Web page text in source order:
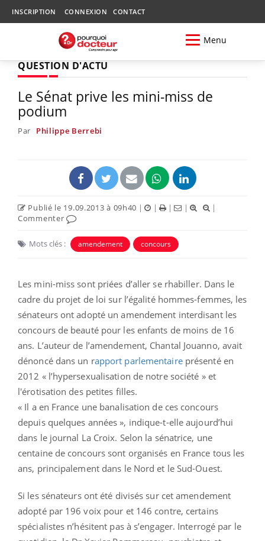
INSCRIPTION CONNEXION CONTACT
Menu
QUESTION D'ACTU
Le Sénat prive les mini-miss de
podium
Par Philippe Berrebi
Publié le 19.09.2013 à 09h40 | | | |
|
Commenter
Mots clés : amendement concours
Les mini-miss sont priées d’aller se rhabiller. Dans le
cadre du projet de loi sur l’égalité hommes-femmes, les
sénateurs ont adopté un amendement interdisant les
concours de beauté pour les enfants de moins de 16
ans. L’auteur de l’amendement, Chantal Jouanno, avait
dénoncé dans un rapport parlementaire présenté en
2012 « l’hypersexualisation de notre société » et
l'érotisation des petites filles.
« Il a en France une banalisation de ces concours
depuis quelques années », indique-t-elle aujourd’hui
dans le journal La Croix. Selon la sénatrice, une
centaine de concours sont organisés en France tous les
ans, principalement dans le Nord et le Sud-Ouest.
Si les sénateurs ont été divisés sur cet amendement
adopté par 196 voix pour et 146 contre, certains
spécialistes n’hésitent pas à s’engager. Interrogé par le